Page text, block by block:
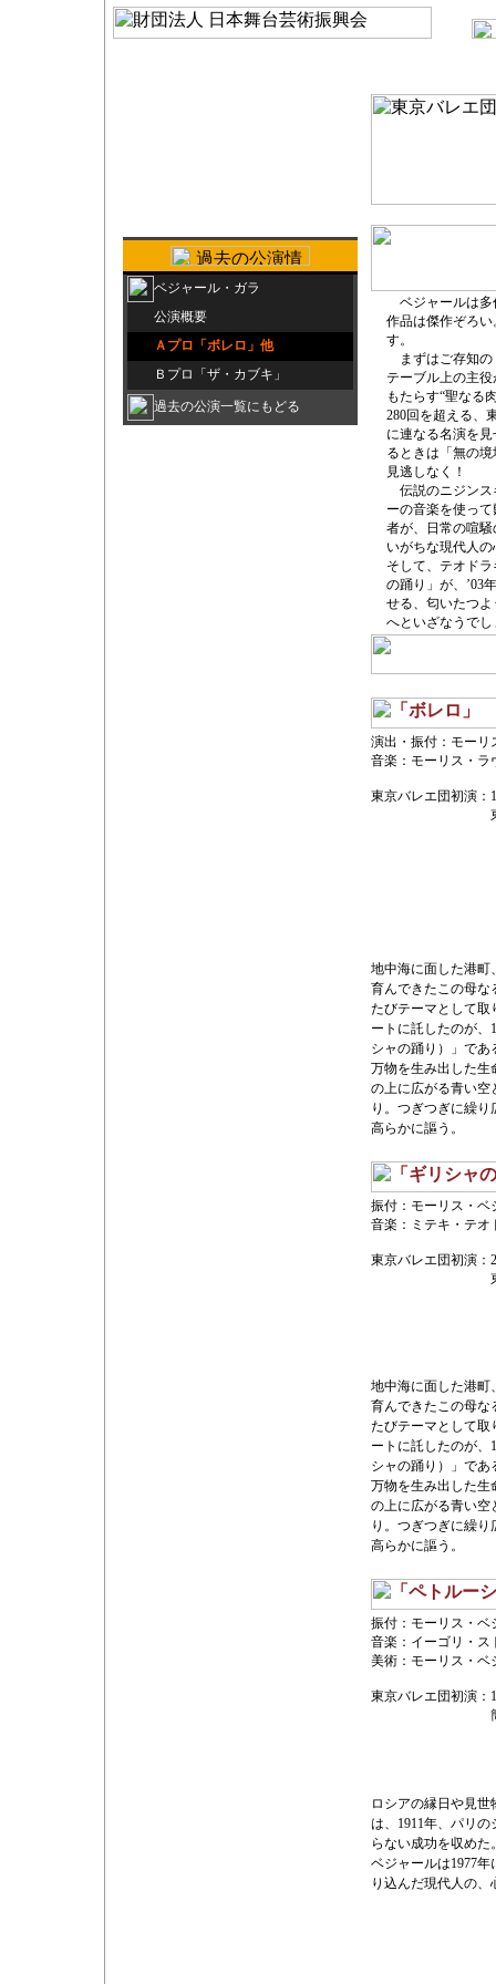
ベジャール・ガラ
公演概要
Ａプロ「ボレロ」他
Ｂプロ「ザ・カブキ」
過去の公演一覧にもどる
ベジャールは多
作品は傑作ぞろ
す。
まずはご存知の
テーブル上の主
もたらす“聖なる
280回を超える、
に連なる名演を
るときは「無の
見逃しなく！
伝説のニジンス
ーの音楽を使っ
者が、日常の喧
いがちな現代人
そして、テオド
の踊り」が、’03
せる、匂いたつ
へといざなうでし
演出・振付：モーリ
音楽：モーリス・ラ
東京バレエ団初演：
地中海に面した港町
育んできたこの母な
たびテーマとして取
ートに託したのが、
シャの踊り）」であ
万物を生み出した生
の上に広がる青い空
り。つぎつぎに繰
高らかに謳う。
振付：モーリス・ベ
音楽：ミテキ・テオ
東京バレエ団初演：
地中海に面した港町
育んできたこの母な
たびテーマとして取
ートに託したのが、
シャの踊り）」であ
万物を生み出した生
の上に広がる青い空
り。つぎつぎに繰
高らかに謳う。
振付：モーリス・ベ
音楽：イーゴリ・ス
美術：モーリス・ベ
東京バレエ団初演：
ロシアの縁日や見
は、1911年、パリ
らない成功を収めた
ベジャールは1977
り込んだ現代人の